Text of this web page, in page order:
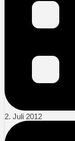
2. Juli 2012